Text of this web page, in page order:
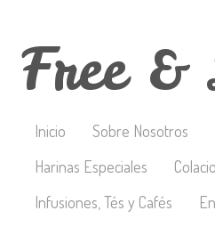
Free &
Inicio Sobre Nosotros
Harinas Especiales
Infusiones, Tés y Cafés